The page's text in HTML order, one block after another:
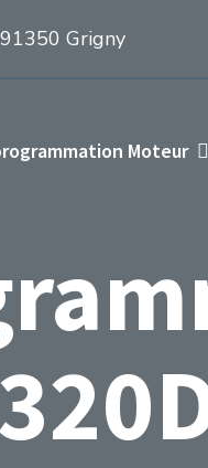
Grigny
Moteur